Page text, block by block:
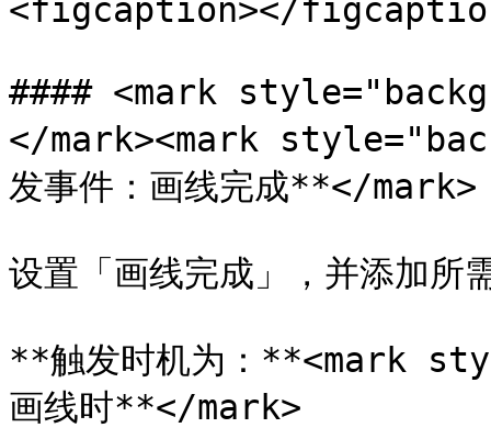
<figcaption></
#### <mark
</mark><mark
发事件：画线完成**</mark>
设置「画线完成」，并添加所
**触发时机为：**<mark
画线时**</mark>